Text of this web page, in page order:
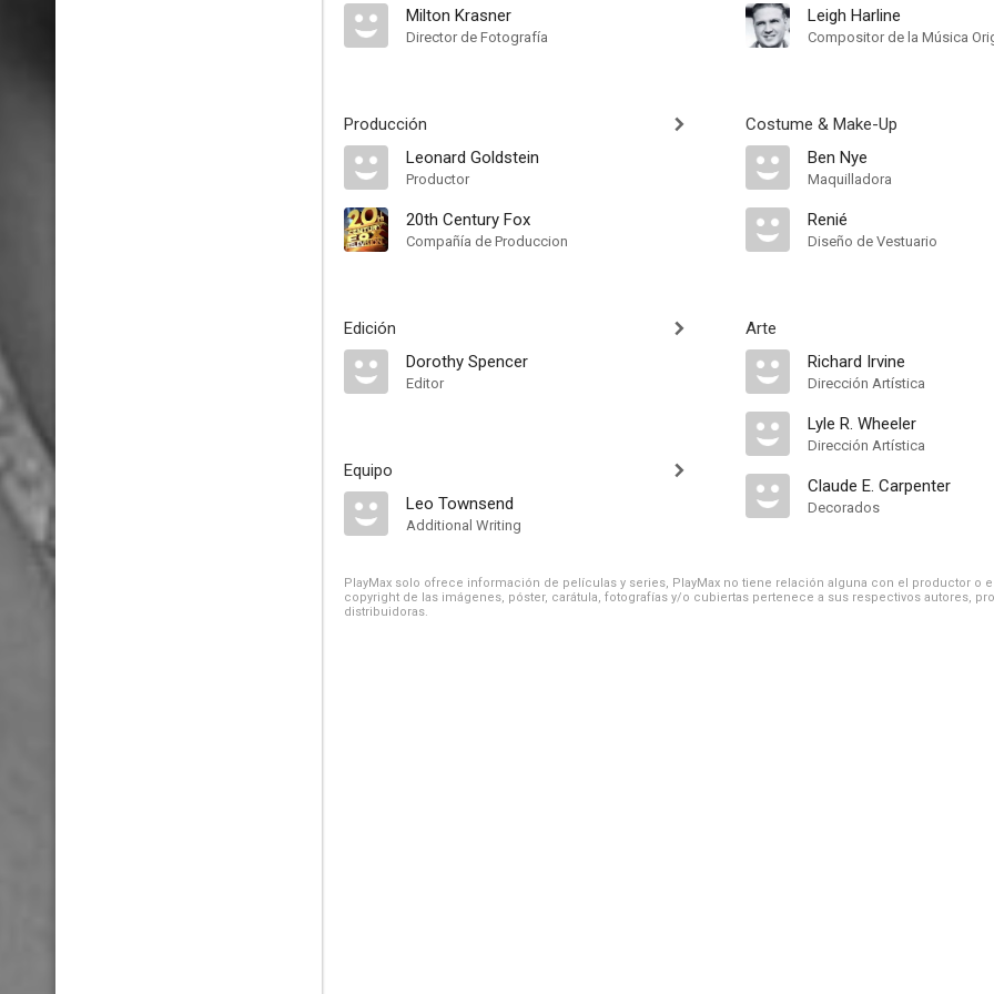
Milton Krasner
Director de Fotografía
Producción
Leonard Goldstein
Productor
20th Century Fox
Compañía de Produccion
Edición
Dorothy Spencer
Editor
Equipo
Leo Townsend
Additional Writing
Leigh Harline
Compositor de la Música
Costume & Make-Up
Ben Nye
Maquilladora
Renié
Diseño de Vestuario
Arte
Richard Irvine
Dirección Artística
Lyle R. Wheeler
Dirección Artística
Claude E. Carpenter
Decorados
PlayMax solo ofrece información de películas y series, PlayMax no tiene relación alguna con el productor o
copyright de las imágenes, póster, carátula, fotografías y/o cubiertas pertenece a sus respectivos autores,
distribuidoras.